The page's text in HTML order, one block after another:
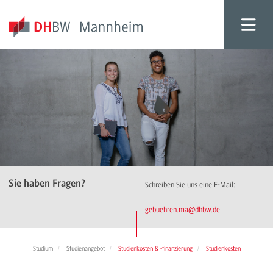
Sie haben Fragen? Schreiben Sie uns eine E-Mail:
gebuehren.ma@dhbw.de
Studium Studienangebot Studienkosten & -finanzierung Studienkosten